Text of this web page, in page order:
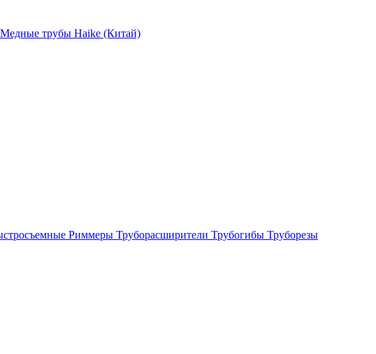
Медные трубы Haike (Китай)
Риммеры Труборасширители Трубогибы Труборезы